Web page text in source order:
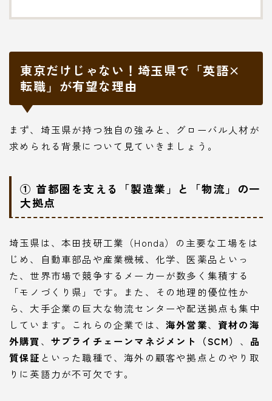
東京だけじゃない！埼玉県で「英語×
転職」が有望な理由
まず、埼玉県が持つ独自の強みと、グローバル人材が
求められる背景について見ていきましょう。
① 首都圏を支える「製造業」と「物流」の一
大拠点
埼玉県は、本田技研工業（Honda）の主要な工場をは
じめ、自動車部品や産業機械、化学、医薬品といっ
た、世界市場で競争するメーカーが数多く集積する
「モノづくり県」です。また、その地理的優位性か
ら、大手企業の巨大な物流センターや配送拠点も集中
しています。これらの企業では、 海外営業、資材の海
外購買 、 サプライチェーンマネジメント（SCM） 、 品
質保証 といった職種で、海外の顧客や拠点とのやり取
りに英語力が不可欠です。